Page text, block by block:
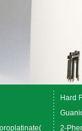
Hard
2-